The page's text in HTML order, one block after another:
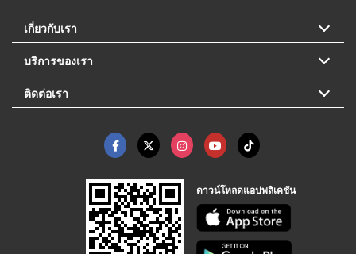
เกี่ยวกับเรา
บริการของเรา
ติดต่อเรา
ดาวน์โหลดแอปพลิเคชัน